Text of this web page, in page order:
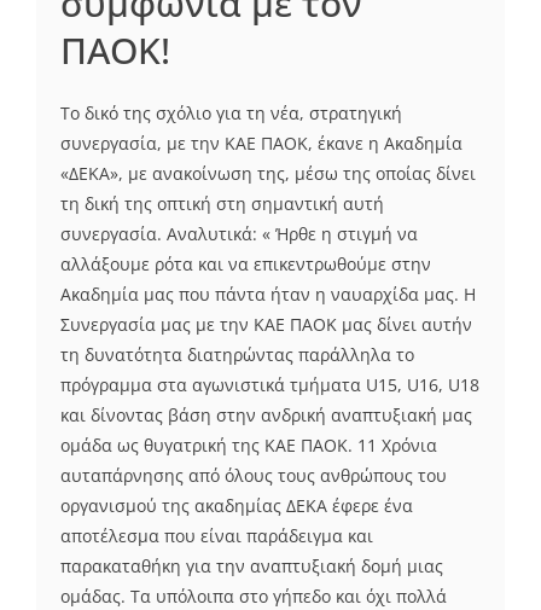
ΠΑΟΚ!
Το δικό της σχόλιο για τη νέα, στρατηγική
συνεργασία, με την ΚΑΕ ΠΑΟΚ, έκανε η Ακαδημία
«ΔΕΚΑ», με ανακοίνωση της, μέσω της οποίας δίνει
τη δική της οπτική στη σημαντική αυτή
συνεργασία. Αναλυτικά: « Ήρθε η στιγμή να
αλλάξουμε ρότα και να επικεντρωθούμε στην
Ακαδημία μας που πάντα ήταν η ναυαρχίδα μας. Η
Συνεργασία μας με την ΚΑΕ ΠΑΟΚ μας δίνει αυτήν
τη δυνατότητα διατηρώντας παράλληλα το
πρόγραμμα στα αγωνιστικά τμήματα U15, U16, U18
και δίνοντας βάση στην ανδρική αναπτυξιακή μας
ομάδα ως θυγατρική της ΚΑΕ ΠΑΟΚ. 11 Χρόνια
αυταπάρνησης από όλους τους ανθρώπους του
οργανισμού της ακαδημίας ΔΕΚΑ έφερε ένα
αποτέλεσμα που είναι παράδειγμα και
παρακαταθήκη για την αναπτυξιακή δομή μιας
ομάδας. Τα υπόλοιπα στο γήπεδο και όχι πολλά